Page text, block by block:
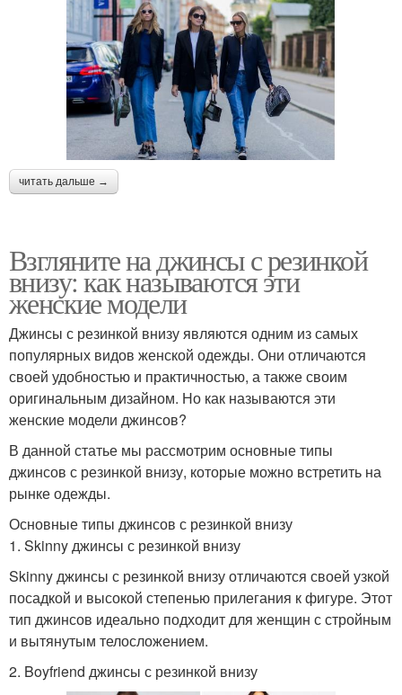
читать дальше →
Взгляните на джинсы с резинкой
внизу: как называются эти
женские модели
Джинсы с резинкой внизу являются одним из самых
популярных видов женской одежды. Они отличаются
своей удобностью и практичностью, а также своим
оригинальным дизайном. Но как называются эти
женские модели джинсов?
В данной статье мы рассмотрим основные типы
джинсов с резинкой внизу, которые можно встретить на
рынке одежды.
Основные типы джинсов с резинкой внизу
1. Skinny джинсы с резинкой внизу
Skinny джинсы с резинкой внизу отличаются своей узкой
посадкой и высокой степенью прилегания к фигуре. Этот
тип джинсов идеально подходит для женщин с стройным
и вытянутым телосложением.
2. Boyfriend джинсы с резинкой внизу